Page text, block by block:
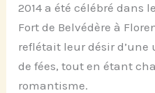
2014 a été célébré dans
Fort de Belvédère à
reflétait leur désir d’une
de fées, tout en étant
romantisme.